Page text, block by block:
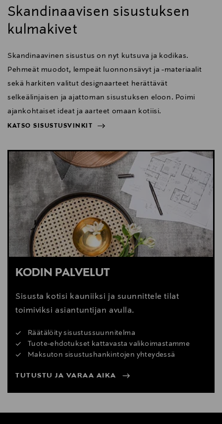
Skandinaavisen sisustuksen
kulmakivet
Skandinaavinen sisustus on nyt kutsuva ja kodikas.
Pehmeät muodot, lempeät luonnonsävyt ja -materiaalit
sekä harkiten valitut designaarteet herättävät
selkeälinjaisen ja ajattoman sisustuksen eloon. Poimi
ajankohtaiset ideat ja aarteet omaan kotiisi.
KATSO SISUSTUSVINKIT
KATSO SISUSTUSVINKIT
KODIN PALVELUT
Sisusta kotisi kauniiksi ja suunnittele tilat
toimiviksi asiantuntijan avulla.
Räätälöity sisustussuunnitelma
Tuote-ehdotukset kattavasta valikoimastamme
Maksuton sisustushankintojen yhteydessä
TUTUSTU JA VARAA AIKA